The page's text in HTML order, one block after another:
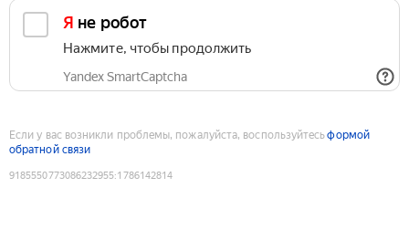
Я не робот
Нажмите, чтобы продолжить
Yandex SmartCaptcha
Если у вас возникли проблемы, пожалуйста, воспользуйтесьформой
обратной связи
9185550773086232955:1786142814